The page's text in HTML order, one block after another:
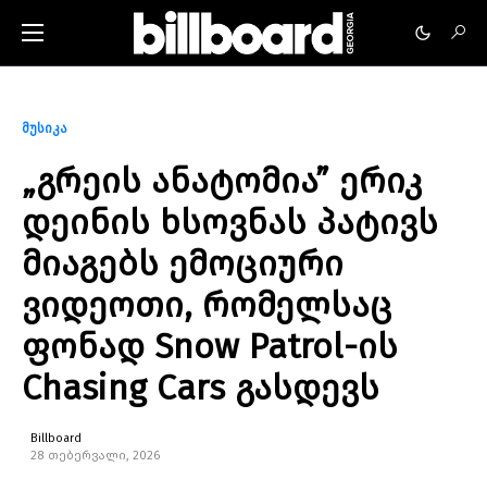
მუსიკა
„გრეის ანატომია” ერიკ
დეინის ხსოვნას პატივს
მიაგებს ემოციური
ვიდეოთი, რომელსაც
ფონად Snow Patrol-ის
Chasing Cars გასდევს
Billboard
28 თებერვალი, 2026